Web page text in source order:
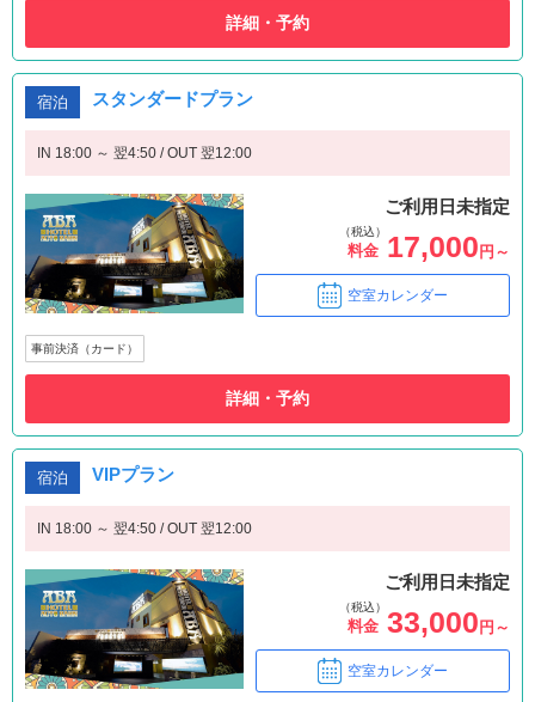
詳細・予約
宿泊 スタンダードプラン
IN 18:00 ～ 翌4:50 / OUT 翌12:00
ご利用日未指定
（税込）
料金 17,000 円～
空室カレンダー
事前決済（カード）
詳細・予約
宿泊 VIPプラン
IN 18:00 ～ 翌4:50 / OUT 翌12:00
ご利用日未指定
（税込）
料金 33,000 円～
空室カレンダー